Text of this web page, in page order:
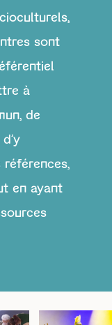
sont
à
de
en ayant